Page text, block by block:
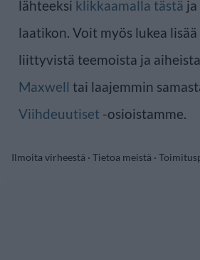
lähteeksi klikkaamalla tästä
laatikon. Voit myös lukea
liittyvistä teemoista ja
Maxwell tai laajemmin
Viihdeuutiset -osioistamme.
Ilmoita virheestä · Tietoa meistä ·